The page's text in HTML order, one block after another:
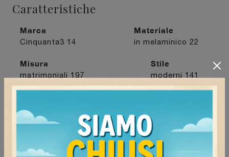
Caratteristiche
Marca
Cinquanta3 14
Materiale
in melaminico 22
Misura
matrimoniali 197
Stile
moderni 141
con testiera
Mortara107 Stradella
Tortona102